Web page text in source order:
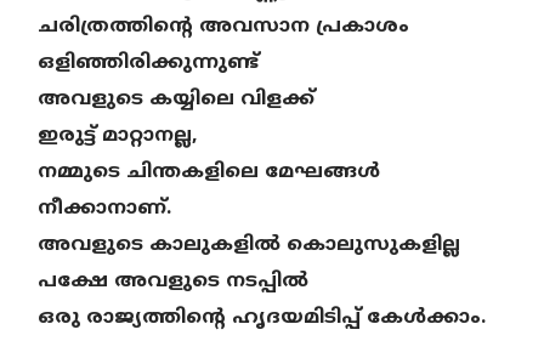
ചരിത്രത്തിന്റെ അവസാന പ്രകാശം
ഒളിഞ്ഞിരിക്കുന്നുണ്ട്
അവളുടെ കയ്യിലെ വിളക്ക്
ഇരുട്ട് മാറ്റാനല്ല,
നമ്മുടെ ചിന്തകളിലെ മേഘങ്ങൾ
നീക്കാനാണ്.
അവളുടെ കാലുകളിൽ കൊലുസുകളില്ല
പക്ഷേ അവളുടെ നടപ്പിൽ
ഒരു രാജ്യത്തിന്റെ ഹൃദയമിടിപ്പ് കേൾക്കാം.